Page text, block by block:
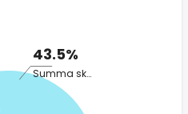
43.5%
Summa skatt